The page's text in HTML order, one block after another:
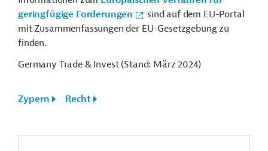
geringfügige Forderungen
sind auf dem EU-Portal
mit Zusammenfassungen der EU-Gesetzgebung zu
finden.
Germany Trade & Invest (Stand: März 2024)
Zypern Recht